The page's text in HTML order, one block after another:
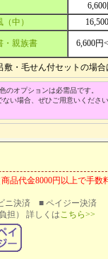
中）
・親族書 6,600
敷・毛せん付セットの
のオプションは必需品です。
ない場合、ぜひご用意いください
商品代金8000円以上で手数
ニ決済 ■ ペイジー決済
担） 詳しくはこちら>>